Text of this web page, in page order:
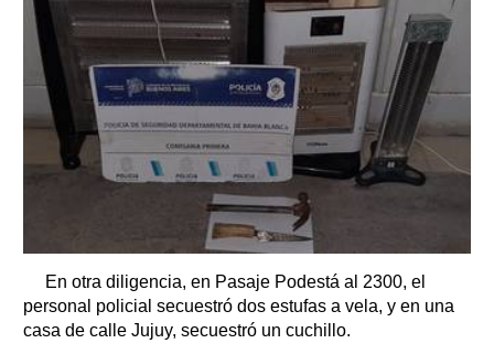
En otra diligencia, en Pasaje Podestá al 2300, el
personal policial secuestró dos estufas a vela, y en una
casa de calle Jujuy, secuestró un cuchillo.